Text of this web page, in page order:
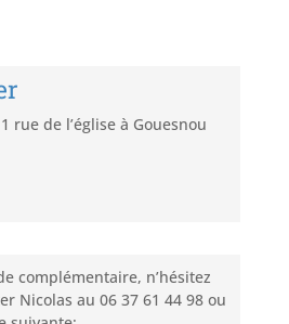
rue de l’église à Gouesnou
complémentaire, n’hésitez
Nicolas au 06 37 61 44 98 ou